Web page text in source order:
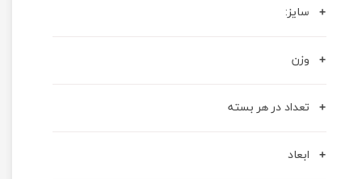
سایز:
وزن
تعداد در هر بسته
ابعاد